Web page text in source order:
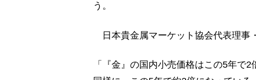
う。
日本貴金属マーケット協会代表理事
「『金』の国内小売価格はこの5年で